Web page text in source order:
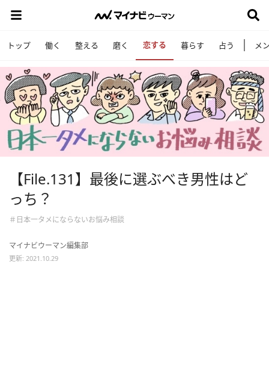
トップ 働く 整える 磨く 恋する 暮らす 占う メ
【File.131】最後に選ぶべき男性はど
っち？
＃日本一タメにならないお悩み相談
マイナビウーマン編集部
更新: 2021.10.29